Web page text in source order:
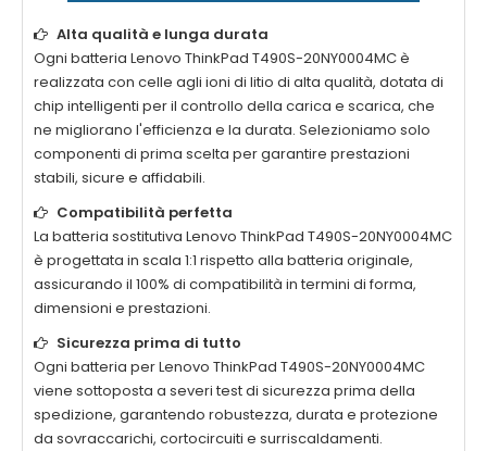
Alta qualità e lunga durata
Ogni batteria Lenovo ThinkPad T490S-20NY0004MCè
realizzata con celle agli ioni di litio di alta qualità, dotata di
chip intelligenti per il controllo della carica e scarica, che
ne migliorano l'efficienza e la durata. Selezioniamo solo
componenti di prima scelta per garantire prestazioni
stabili, sicure e affidabili.
Compatibilità perfetta
La batteria sostitutiva Lenovo ThinkPad T490S-20NY0004MC
è progettata in scala 1:1 rispetto alla batteria originale,
assicurando il 100% di compatibilità in termini di forma,
dimensioni e prestazioni.
Sicurezza prima di tutto
Ogni batteria per Lenovo ThinkPad T490S-20NY0004MC
viene sottoposta a severi test di sicurezza prima della
spedizione, garantendo robustezza, durata e protezione
da sovraccarichi, cortocircuiti e surriscaldamenti.